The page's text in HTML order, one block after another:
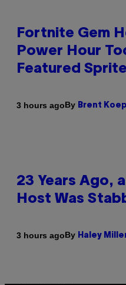
Fortnite Gem
Power Hour
Featured
3 hours agoBy Brent
23 Years Ago,
Host Was
3 hours agoBy Haley